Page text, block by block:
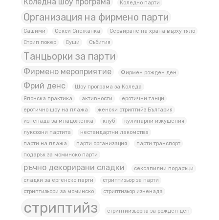
Коледно парти
Организация на фирмено парти
Сашими Секси Снежанка
Сервиране на храна върху тяло
Стрип покер
Суши Събития
Танцьорки за парти
Фирмено мероприятие Фирмен рожден ден
Фрий денс
Шоу програма за Коледа
Японска практика
активности
еротични танци
еротично шоу на плажа
женски стриптийз България
изненада за младоженка
клуб
кулинарни изкушения
луксозни партита
нестандартни лакомства
парти на плажа
парти организация
парти транспорт
подарък за моминско парти
ръчно декорирани сладки
сексапилни подаръци
сладки за ергенско парти
стриптизьор за парти
стриптизьори за моминско
стриптизьор изненада
стриптийз стриптийзьорка за рожден ден